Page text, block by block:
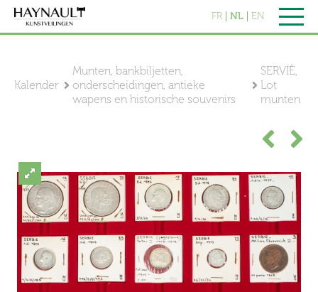
FR NL EN
Kalender
Munten, bankbiljetten,
onderscheidingen, antieke
wapens en historische souvenirs
SERVIË,
Lot
munten